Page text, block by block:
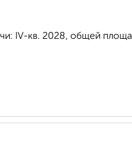
IV-кв. 2028, общей